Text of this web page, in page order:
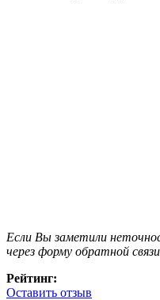
Если Вы заметили
через форму обратной
Рейтинг:
Оставить отзыв